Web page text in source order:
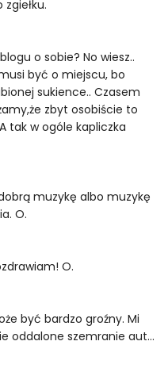
o sobie? No wiesz..
być o miejscu, bo
sukience.. Czasem
zbyt osobiście to
tak w ogóle kapliczka
muzykę albo muzykę
O.
O.
być bardzo groźny. Mi
oddalone szemranie aut…